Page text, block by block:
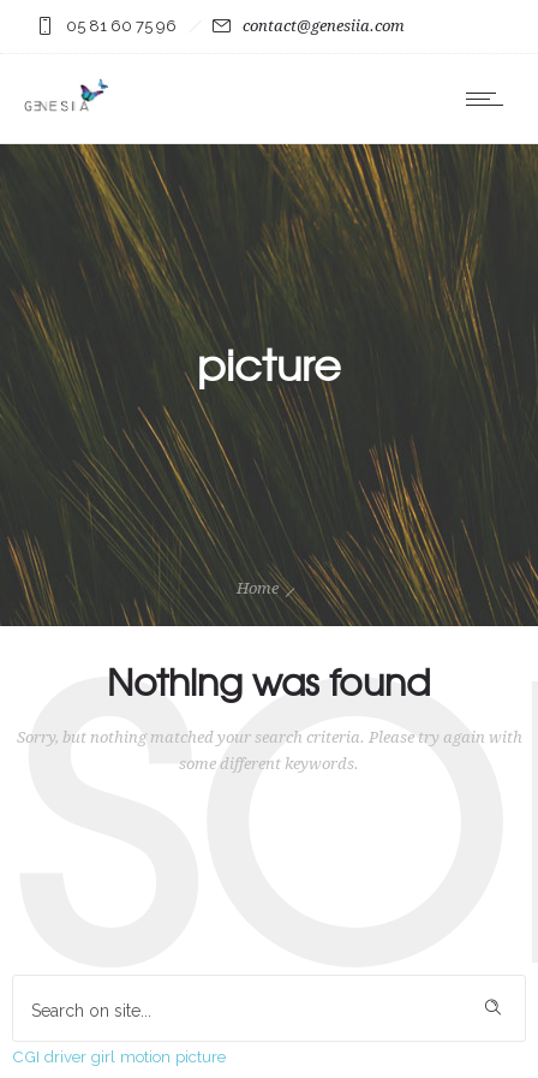
05 81 60 75 96 contact@genesiia.com
picture
Home
Nothing was found
Sorry, but nothing matched your search criteria. Please try again with
some different keywords.
CGI driver girl motion picture